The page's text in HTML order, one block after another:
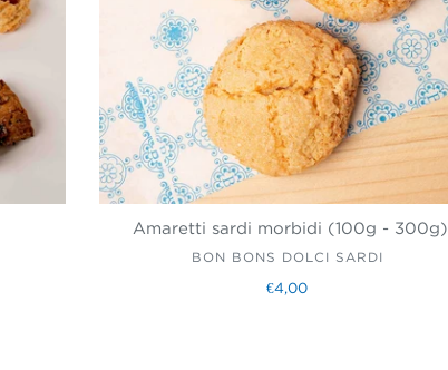
Amaretti sardi morbidi (100g - 300g)
VENDITORE
BON BONS DOLCI SARDI
Prezzo
€4,00